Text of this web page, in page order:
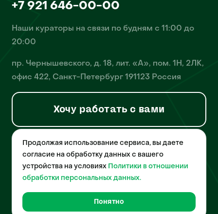
+7 921 646-00-00
Наши кураторы на связи по будням с 11:00 до
20:00
пр. Чернышевского, д. 18, лит. «А», пом. 1Н, 2ЛК,
офис 422, Санкт-Петербург 191123 Россия
Хочу работать с вами
© 2026 Pet-Yes. ООО «Биржа домашних животных «Пет-Ес»
осуществляет деятельность в области информационных
технологий, деятельность по разработке и эксплуатации
собственного программного обеспечения, деятельность
порталов в информационно-коммуникационной сети Интернет и
домашних животных», свидетельство о регистрации
№2021612018 от 10 февраля 2021 года.
Продолжая использование сервиса, вы даете
согласие на обработку данных с вашего
устройства на условиях Политики в отношении
обработки персональных данных.
Понятно